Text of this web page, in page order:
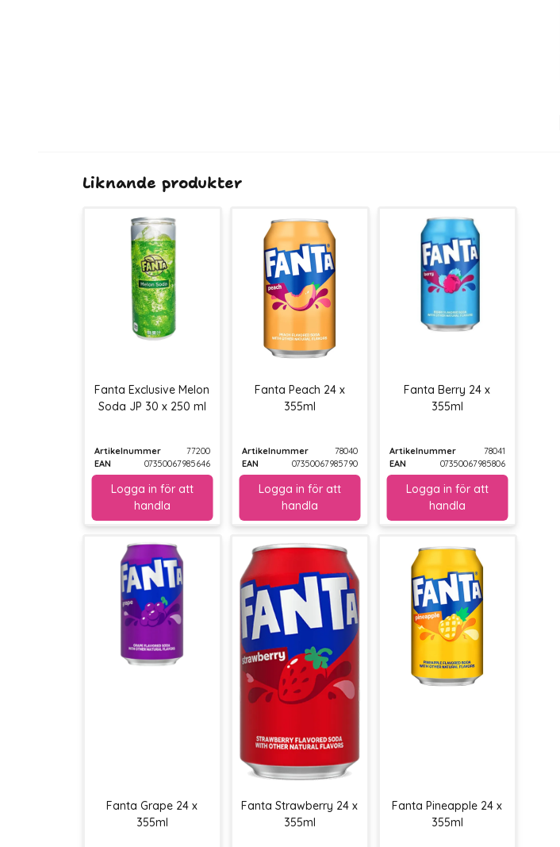
Liknande produkter
Fanta Exclusive Melon
Soda JP 30 x 250 ml
Artikelnummer
77200
EAN
07350067985646
Fanta Peach 24 x
355ml
Artikelnummer
78040
EAN
07350067985790
Fanta Berry 24 x
355ml
Artikelnummer
78041
EAN
07350067985806
Fanta Grape 24 x
355ml
Fanta Strawberry 24 x
355ml
Fanta Pineapple 24 x
355ml